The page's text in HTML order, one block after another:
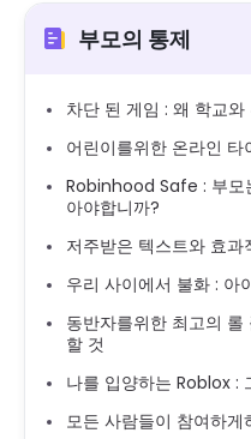
부모의 통제
차단 된 게임 : 왜 학교
어린이를위한 온라인
Robinhood Safe : 부모
아야합니까?
저주받은 텍스트와 효과
우리 사이에서 불화 : 아
동반자를위한 최고의
할 것
나를 입양하는 Roblox :
모든 사람들이 참여하게